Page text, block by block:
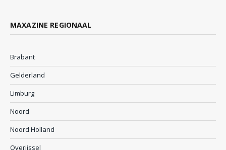
MAXAZINE REGIONAAL
Brabant
Gelderland
Limburg
Noord
Noord Holland
Overijssel